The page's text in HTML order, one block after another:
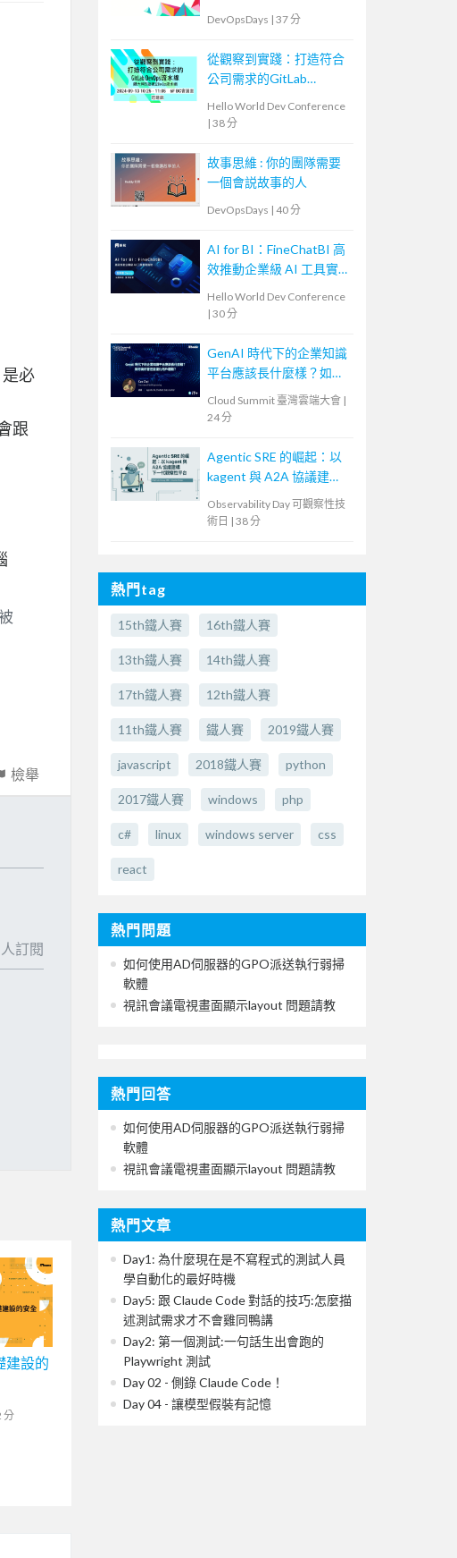
必
跟
檢舉
人訂閱
建設的
分
Growing Startup
DevOpsDays | 37 分
從觀察到實踐：打造符合
公司需求的GitLab
Hello World Dev Conference
| 38 分
故事思維 : 你的團隊需要
一個會説故事的人
DevOpsDays | 40 分
AI for BI：FineChatBI 高
效推動企業級 AI 工具實
Hello World Dev Conference
| 30 分
GenAI 時代下的企業知識
平台應該長什麼樣？如何
做好管控並優化用戶體
驗？
Cloud Summit 臺灣雲端大會 |
24 分
Agentic SRE 的崛起：以
kagent 與 A2A 協議建構
下一代觀察性平台
Observability Day 可觀察性技
術日 | 38 分
熱門tag
15th鐵人賽 16th鐵人賽
13th鐵人賽 14th鐵人賽
17th鐵人賽 12th鐵人賽
11th鐵人賽 鐵人賽 2019鐵人賽
javascript 2018鐵人賽 python
2017鐵人賽 windows php
c# linux windows server css
react
熱門問題
如何使用AD伺服器的GPO派送執行弱掃
軟體
視訊會議電視畫面顯示layout 問題請教
熱門回答
如何使用AD伺服器的GPO派送執行弱掃
軟體
視訊會議電視畫面顯示layout 問題請教
熱門文章
Day1: 為什麼現在是不寫程式的測試人員
學自動化的最好時機
Day5: 跟 Claude Code 對話的技巧:怎麼描
述測試需求才不會雞同鴨講
Day2: 第一個測試:一句話生出會跑的
Playwright 測試
Day 02 - 側錄 Claude Code！
Day 04 - 讓模型假裝有記憶